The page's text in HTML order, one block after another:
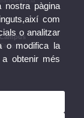
Campus
Campus
nostra pàgina
com
o analitzar
o modifica la
obtenir més